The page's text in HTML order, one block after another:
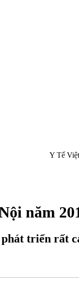
Y Tế
năm
triển rất